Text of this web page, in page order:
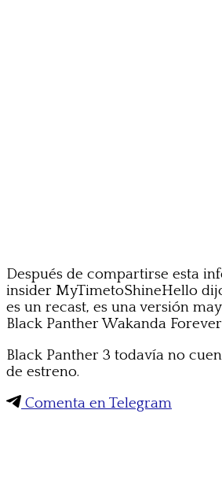
Después de compartirse esta
insider MyTimetoShineHello
es un recast, es una versión
Black Panther Wakanda
Black Panther 3 todavía no
de estreno.
Comenta en Telegram